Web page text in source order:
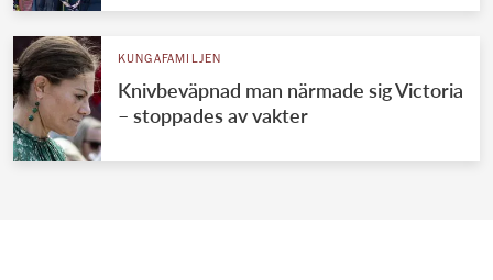
KUNGAFAMILJEN
Knivbeväpnad man närmade sig Victoria
– stoppades av vakter